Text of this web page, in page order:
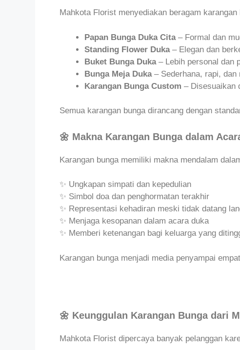
Mahkota Florist menyediakan beragam
Papan Bunga Duka Cita– Formal dan
Standing Flower Duka– Elegan dan
Buket Bunga Duka– Lebih personal dan
Bunga Meja Duka– Sederhana, rapi, dan
Karangan Bunga Custom – Disesuaikan
Semua karangan bunga dirancang dengan
🌼 Makna Karangan Bunga dalam
Karangan bunga memiliki makna mendalam
✨ Ungkapan simpati dan kepedulian
✨ Simbol doa dan penghormatan terakhir
✨ Representasi kehadiran meski tidak datang
✨ Menjaga kesopanan dalam acara duka
✨ Memberi ketenangan bagi keluarga yang
Karangan bunga menjadi media penyampai
🌼 Keunggulan Karangan Bunga dari
Mahkota Florist dipercaya banyak pelanggan